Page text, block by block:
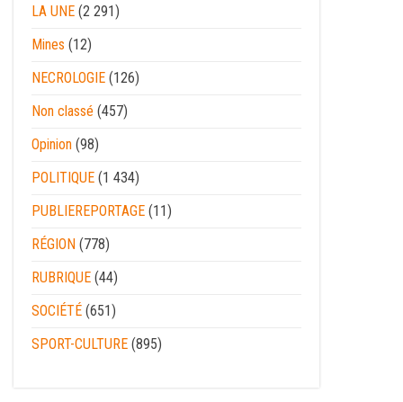
LA UNE (2 291)
Mines (12)
NECROLOGIE (126)
Non classé (457)
Opinion (98)
POLITIQUE (1 434)
PUBLIEREPORTAGE (11)
RÉGION (778)
RUBRIQUE (44)
SOCIÉTÉ (651)
SPORT-CULTURE (895)